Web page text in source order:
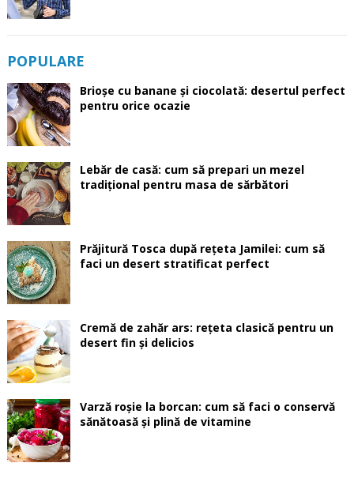
POPULARE
Brioșe cu banane și ciocolată: desertul perfect
pentru orice ocazie
Lebăr de casă: cum să prepari un mezel
tradițional pentru masa de sărbători
Prăjitură Tosca după rețeta Jamilei: cum să
faci un desert stratificat perfect
Cremă de zahăr ars: rețeta clasică pentru un
desert fin și delicios
Varză roșie la borcan: cum să faci o conservă
sănătoasă și plină de vitamine